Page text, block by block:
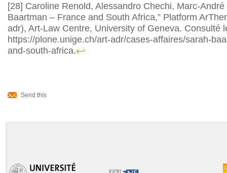
[28] Caroline Renold, Alessandro Chechi, Marc-
Baartman – France and South Africa,” Platform
adr), Art-Law Centre, University of Geneva. Consulté
https://plone.unige.ch/art-adr/cases-affaires/sarah-
and-south-africa.↩
ActionsSend this